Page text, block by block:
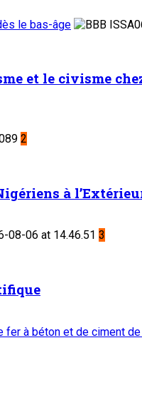
le bas-âge
et le civisme
2
à
3
à béton et de ciment